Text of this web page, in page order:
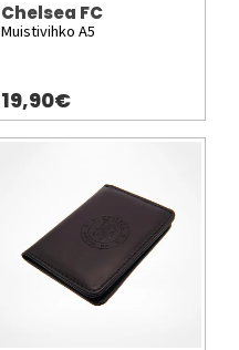
Chelsea FC
Muistivihko A5
19,90€